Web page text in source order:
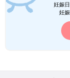
妊娠
妊